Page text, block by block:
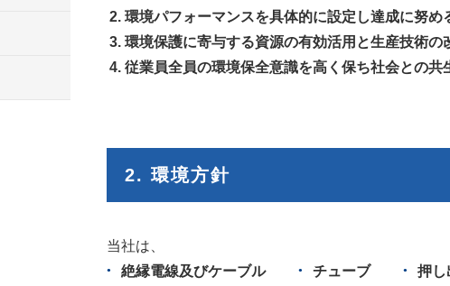
環境パフォーマンスを具体的に設定し達成に努め
環境保護に寄与する資源の有効活用と生産技術の
従業員全員の環境保全意識を高く保ち社会との共
2. 環境方針
当社は、
絶縁電線及びケーブル
チューブ
押し